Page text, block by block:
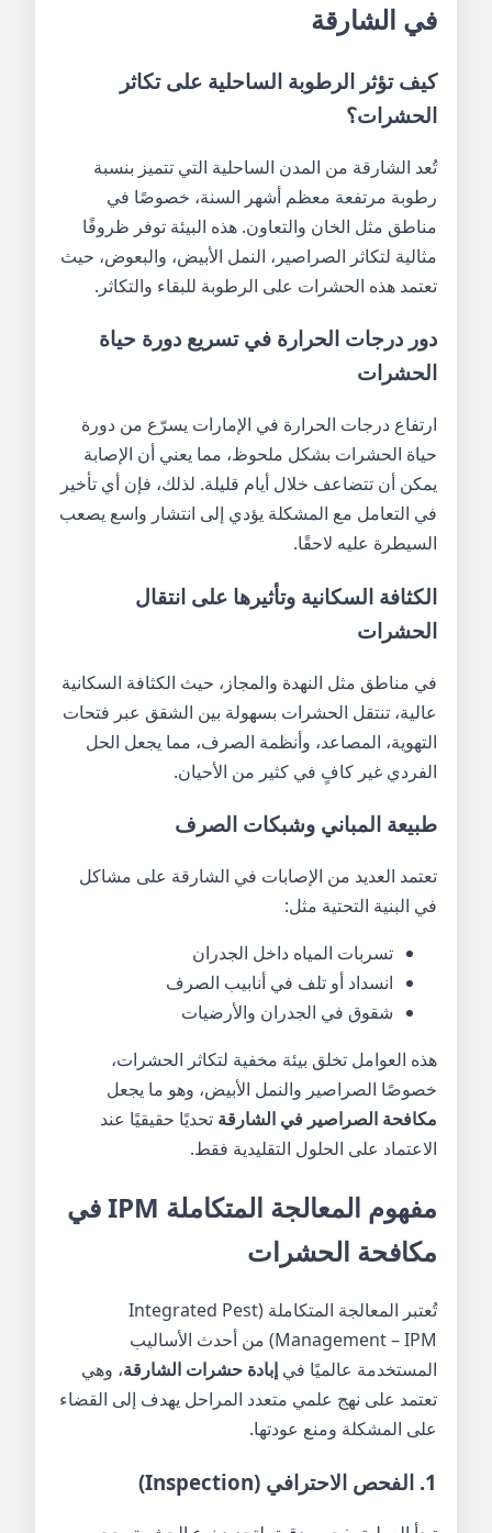
في الشارقة
كيف تؤثر الرطوبة الساحلية على تكاثر
الحشرات؟
تُعد الشارقة من المدن الساحلية التي تتميز بنسبة
رطوبة مرتفعة معظم أشهر السنة، خصوصًا في
مناطق مثل الخان والتعاون. هذه البيئة توفر ظروفًا
مثالية لتكاثر الصراصير، النمل الأبيض، والبعوض، حيث
تعتمد هذه الحشرات على الرطوبة للبقاء والتكاثر.
دور درجات الحرارة في تسريع دورة حياة
الحشرات
ارتفاع درجات الحرارة في الإمارات يسرّع من دورة
حياة الحشرات بشكل ملحوظ، مما يعني أن الإصابة
يمكن أن تتضاعف خلال أيام قليلة. لذلك، فإن أي تأخير
في التعامل مع المشكلة يؤدي إلى انتشار واسع يصعب
السيطرة عليه لاحقًا.
الكثافة السكانية وتأثيرها على انتقال
الحشرات
في مناطق مثل النهدة والمجاز، حيث الكثافة السكانية
عالية، تنتقل الحشرات بسهولة بين الشقق عبر فتحات
التهوية، المصاعد، وأنظمة الصرف، مما يجعل الحل
الفردي غير كافٍ في كثير من الأحيان.
طبيعة المباني وشبكات الصرف
تعتمد العديد من الإصابات في الشارقة على مشاكل
في البنية التحتية مثل:
تسربات المياه داخل الجدران
انسداد أو تلف في أنابيب الصرف
شقوق في الجدران والأرضيات
هذه العوامل تخلق بيئة مخفية لتكاثر الحشرات،
خصوصًا الصراصير والنمل الأبيض، وهو ما يجعل
مكافحة الصراصير في الشارقة تحديًا حقيقيًا عند
الاعتماد على الحلول التقليدية فقط.
مفهوم المعالجة المتكاملة IPM في
مكافحة الحشرات
تُعتبر المعالجة المتكاملة (Integrated Pest
Management – IPM) من أحدث الأساليب
المستخدمة عالميًا في إبادة حشرات الشارقة، وهي
تعتمد على نهج علمي متعدد المراحل يهدف إلى القضاء
على المشكلة ومنع عودتها.
1. الفحص الاحترافي (Inspection)